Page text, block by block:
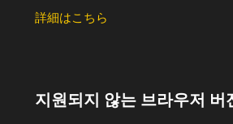
詳細はこちら
지원되지 않는 브라우저 버